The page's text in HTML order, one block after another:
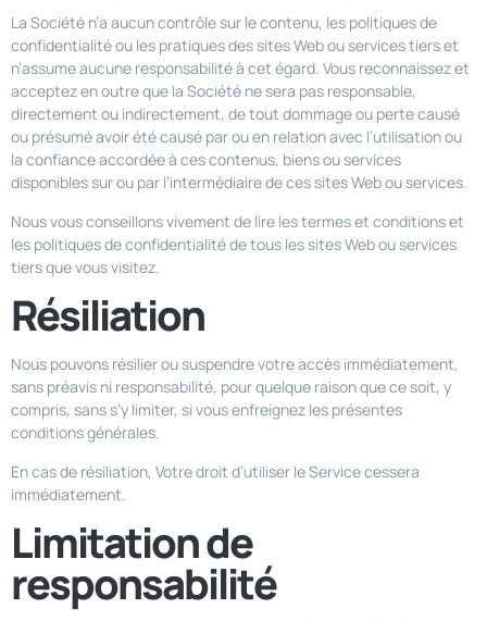
La Société n’a aucun contrôle sur le contenu, les politiques de
confidentialité ou les pratiques des sites Web ou services tiers et
n’assume aucune responsabilité à cet égard. Vous reconnaissez et
acceptez en outre que la Société ne sera pas responsable,
directement ou indirectement, de tout dommage ou perte causé
ou présumé avoir été causé par ou en relation avec l’utilisation ou
la confiance accordée à ces contenus, biens ou services
disponibles sur ou par l’intermédiaire de ces sites Web ou services.
Nous vous conseillons vivement de lire les termes et conditions et
les politiques de confidentialité de tous les sites Web ou services
tiers que vous visitez.
Résiliation
Nous pouvons résilier ou suspendre votre accès immédiatement,
sans préavis ni responsabilité, pour quelque raison que ce soit, y
compris, sans s’y limiter, si vous enfreignez les présentes
conditions générales.
En cas de résiliation, Votre droit d’utiliser le Service cessera
immédiatement.
Limitation de
responsabilité